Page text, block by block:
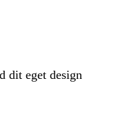
dit eget design